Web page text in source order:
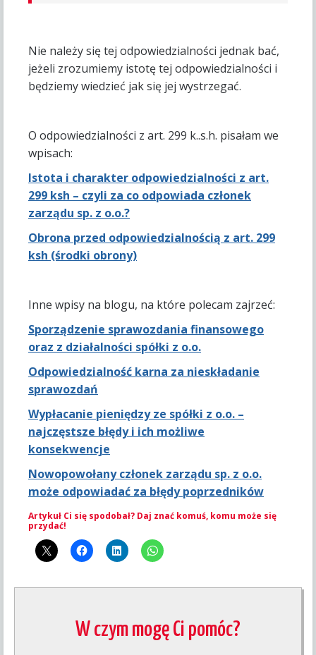
Nie należy się tej odpowiedzialności jednak bać,
jeżeli zrozumiemy istotę tej odpowiedzialności i
będziemy wiedzieć jak się jej wystrzegać.
O odpowiedzialności z art. 299 k..s.h. pisałam we
wpisach:
Istota i charakter odpowiedzialności z art.
299 ksh – czyli za co odpowiada członek
zarządu sp. z o.o.?
Obrona przed odpowiedzialnością z art. 299
ksh (środki obrony)
Inne wpisy na blogu, na które polecam zajrzeć:
Sporządzenie sprawozdania finansowego
oraz z działalności spółki z o.o.
Odpowiedzialność karna za nieskładanie
sprawozdań
Wypłacanie pieniędzy ze spółki z o.o. –
najczęstsze błędy i ich możliwe
konsekwencje
Nowopowołany członek zarządu sp. z o.o.
może odpowiadać za błędy poprzedników
Artykuł Ci się spodobał? Daj znać komuś, komu może się
przydać!
W czym mogę Ci pomóc?